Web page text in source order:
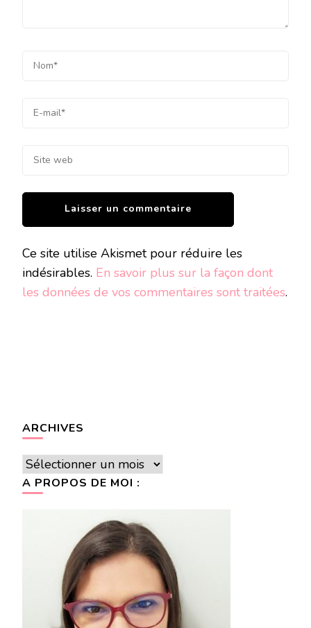
Ce site utilise Akismet pour réduire les
indésirables. En savoir plus sur la façon dont
les données de vos commentaires sont traitées.
ARCHIVES
Archives
A PROPOS DE MOI :